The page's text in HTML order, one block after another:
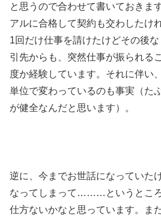
と思うので合わせて書いておきま
アルに合格して契約も交わしたけ
1回だけ仕事を請けたけどその後
引先からも、突然仕事が振られる
度か経験しています。それに伴い
単位で変わっているのも事実（た
が健全なんだと思います）。
逆に、今までお世話になっていた
なってしまって………というとこ
仕方ないかなと思っています。ま